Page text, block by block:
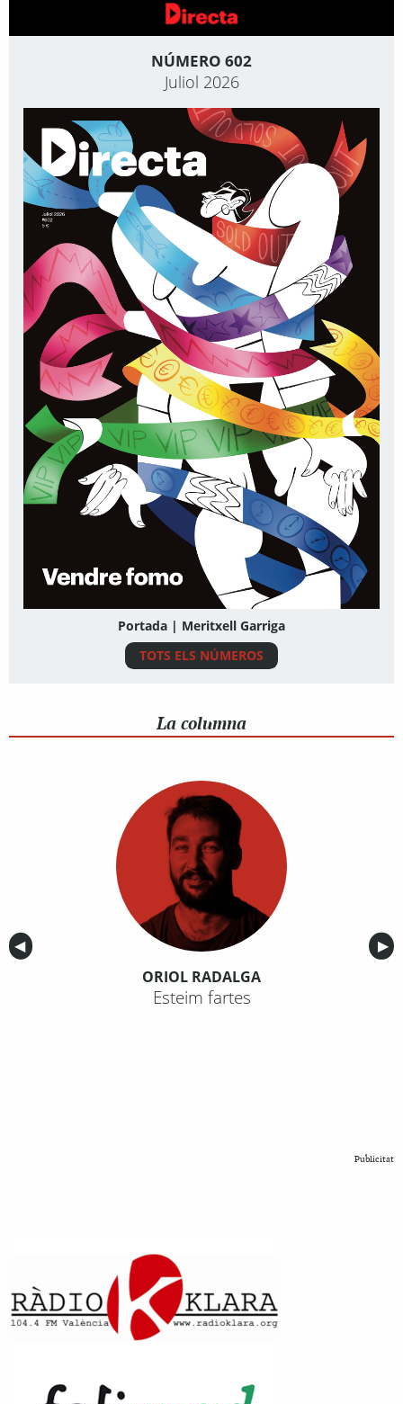
NÚMERO 602
Juliol 2026
Portada | Meritxell Garriga
TOTS ELS NÚMEROS
La columna
Anterior
◀︎ ▶︎
ORIOL RADALGA
Esteim fartes
Publicitat